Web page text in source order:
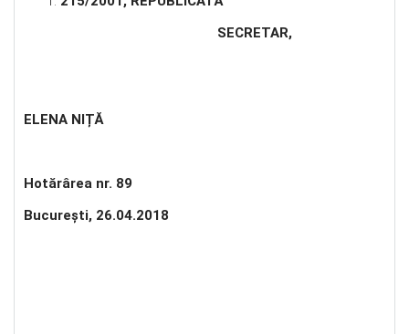
SECRETAR,
ELENA NIȚĂ
Hotărârea nr. 89
Bucureşti, 26.04.2018